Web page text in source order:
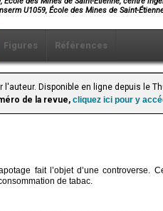
U1059, École des Mines de Saint-
Figures Références
l'auteur. Disponible en ligne depuis le
de la revue, cliquez ici pour y
fait l’objet d’une controverse.
de tabac.